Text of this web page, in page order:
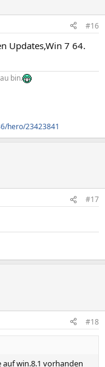
#16
Updates,Win 7 64.
bin.
hero/23423841
#17
#18
auf win.8.1 vorhanden